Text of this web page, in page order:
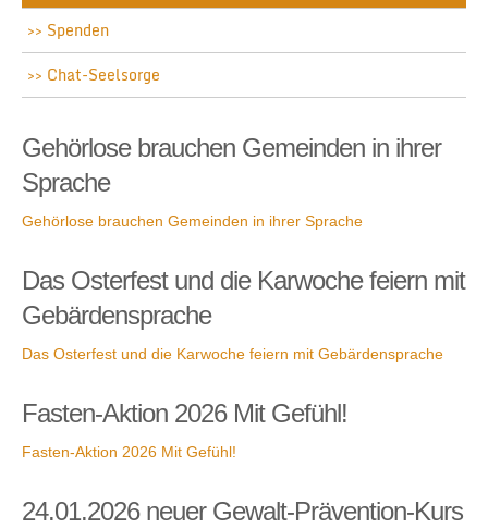
Spenden
Chat-Seelsorge
Gehörlose brauchen Gemeinden in ihrer
Sprache
Gehörlose brauchen Gemeinden in ihrer Sprache
Das Osterfest und die Karwoche feiern mit
Gebärdensprache
Das Osterfest und die Karwoche feiern mit Gebärdensprache
Fasten-Aktion 2026 Mit Gefühl!
Fasten-Aktion 2026 Mit Gefühl!
24.01.2026 neuer Gewalt-Prävention-Kurs